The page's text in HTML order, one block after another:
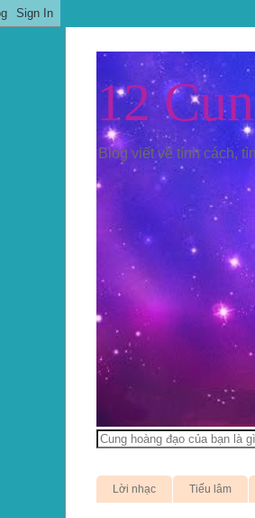
12
Blog viết về tính cách,
Lời nhạc Tiếu lâm